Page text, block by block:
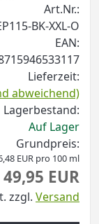
Art.Nr.:
BK-XXL-O
EAN:
Lieferzeit:
abweichend)
Lagerbestand:
Auf Lager
Grundpreis:
EUR pro 100 ml
49,95 EUR
zzgl. Versand